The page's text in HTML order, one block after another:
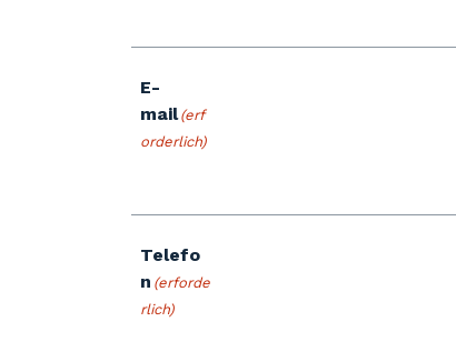
E-
mail (erf
orderlich)
Telefo
n (erforde
rlich)